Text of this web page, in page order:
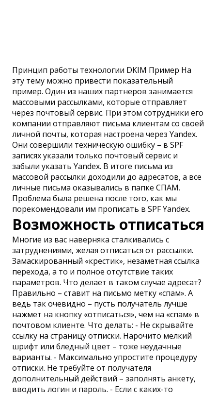
Принцип работы технологии DKIM Пример На
эту тему можно привести показательный
пример. Один из наших партнеров занимается
массовыми рассылками, которые отправляет
через почтовый сервис. При этом сотрудники его
компании отправляют письма клиентам со своей
личной почты, которая настроена через Yandex.
Они совершили техническую ошибку – в SPF
записях указали только почтовый сервис и
забыли указать Yandex. В итоге письма из
массовой рассылки доходили до адресатов, а все
личные письма оказывались в папке СПАМ.
Проблема была решена после того, как мы
порекомендовали им прописать в SPF Yandex.
Возможность отписаться
Многие из вас наверняка сталкивались с
затруднениями, желая отписаться от рассылки.
Замаскированный «крестик», незаметная ссылка
перехода, а то и полное отсутствие таких
параметров. Что делает в таком случае адресат?
Правильно – ставит на письмо метку «спам». А
ведь так очевидно – пусть получатель лучше
нажмет на кнопку «отписаться», чем на «спам» в
почтовом клиенте. Что делать: - Не скрывайте
ссылку на страницу отписки. Нарочито мелкий
шрифт или бледный цвет – тоже неудачные
варианты. - Максимально упростите процедуру
отписки. Не требуйте от получателя
дополнительный действий – заполнять анкету,
вводить логин и пароль. - Если с каких-то